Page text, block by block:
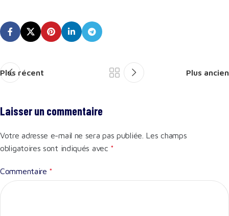
Plus récent Plus ancien
Laisser un commentaire
Votre adresse e-mail ne sera pas publiée. Les champs
obligatoires sont indiqués avec *
Commentaire *